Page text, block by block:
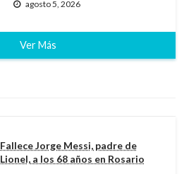
agosto 5, 2026
Ver Más
Fallece Jorge Messi, padre de
Lionel, a los 68 años en Rosario